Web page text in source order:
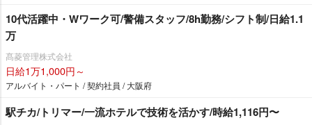
10代活躍中・Wワーク可/警備スタッフ/8h勤務/シフト制/日給1.1
万
髙菱管理株式会社
日給1万1,000円～
アルバイト・パート / 契約社員 / 大阪府
駅チカ/トリマー/一流ホテルで技術を活かす/時給1,116円〜